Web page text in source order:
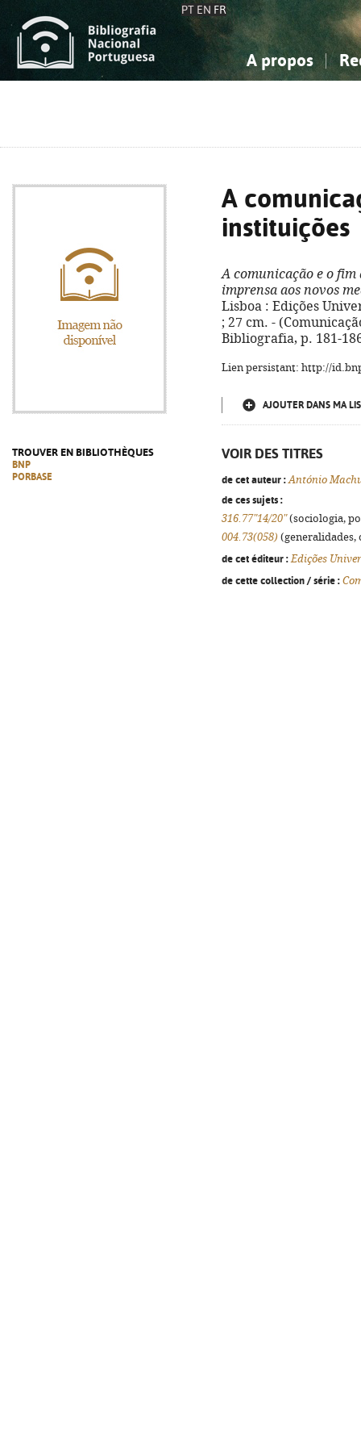
PT EN FR
A propos
TROUVER EN BIBLIOTHÈQUES
BNP
PORBASE
A
instituições
A comunicação e o
imprensa aos novos
Lisboa : Edições
; 27 cm. -
Bibliografia, p. 181-
Lien persistant: http://
AJOUTER DANS MA
VOIR DES TITRES
de cet auteur : António
de ces sujets :
316.77"14/20"(sociologia,
004.73(058) (generalidades,
de cet éditeur : Edições
de cette collection / série :